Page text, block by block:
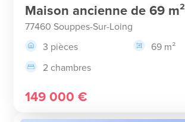
Maison ancienne de 69 m²
77460 Souppes-Sur-Loing
3 pièces
69 m²
2 chambres
149 000 €